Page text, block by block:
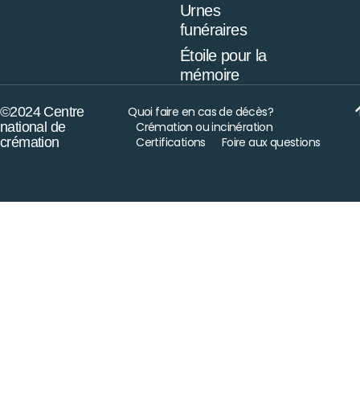
Urnes
funéraires
Étoile pour la
mémoire
©2024 Centre
national de
crémation
Quoi faire en cas de décès?
Crémation ou incinération
Certifications
Foire aux questions